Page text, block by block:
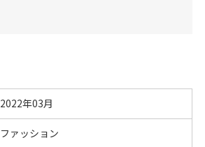
2022年03月
ファッション